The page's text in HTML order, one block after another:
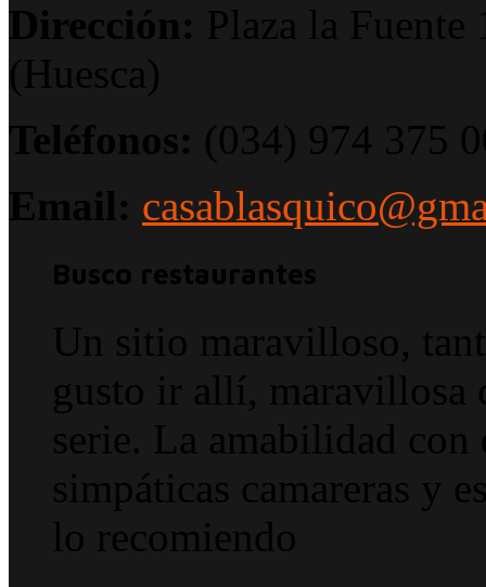
Dirección: Plaza la
(Huesca)
Teléfonos: (034) 974 375
Email:
Busco restaurantes
Un sitio maravilloso,
gusto ir allí, maravillosa
serie. La amabilidad
simpáticas camareras y
lo recomiendo